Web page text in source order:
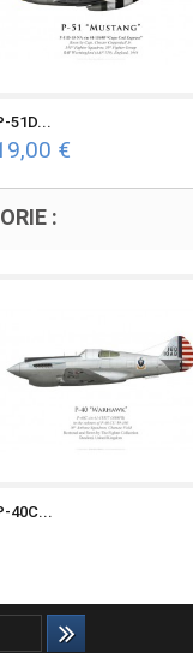
51D...
€
:
40C...